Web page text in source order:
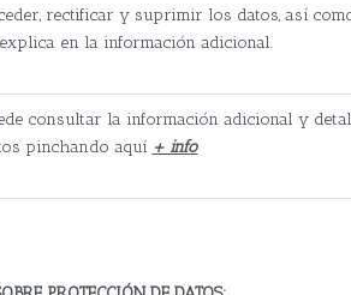
rectificar y suprimir los datos, así
en la información adicional.
consultar la información adicional y
pinchando aquí + info